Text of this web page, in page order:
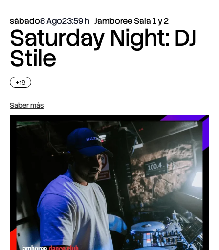
sábado8 Ago23:59 Jamboree Sala 1 y 2
Saturday Night: DJ
Stile
+18
Saber más